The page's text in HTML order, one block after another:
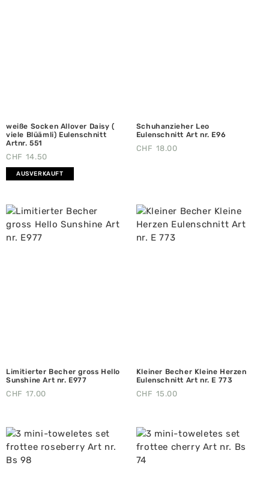
weiße Socken Allover Daisy (
viele Blüämli) Eulenschnitt
Artnr. 551
CHF 14.50
AUSVERKAUFT
Schuhanzieher Leo
Eulenschnitt Art nr. E96
CHF 18.00
Limitierter Becher gross Hello
Sunshine Art nr. E977
CHF 17.00
Kleiner Becher Kleine Herzen
Eulenschnitt Art nr. E 773
CHF 15.00